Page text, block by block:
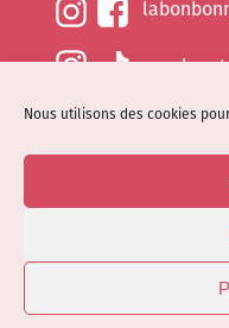
Nous utilisons des cookies
kloelicious_
Mentions légales
Politique de cookies
© Site web réalisé
Kloelicioustattoo